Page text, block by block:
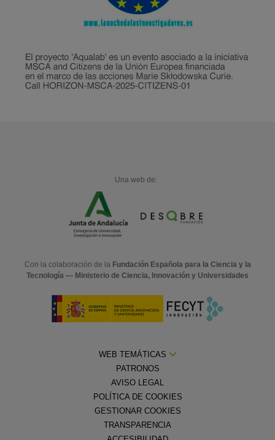
Una web de:
Con la colaboración de la Fundación Española para la Ciencia y la
Tecnología — Ministerio de Ciencia, Innovación y Universidades
WEB TEMÁTICAS
PATRONOS
AVISO LEGAL
POLÍTICA DE COOKIES
GESTIONAR COOKIES
TRANSPARENCIA